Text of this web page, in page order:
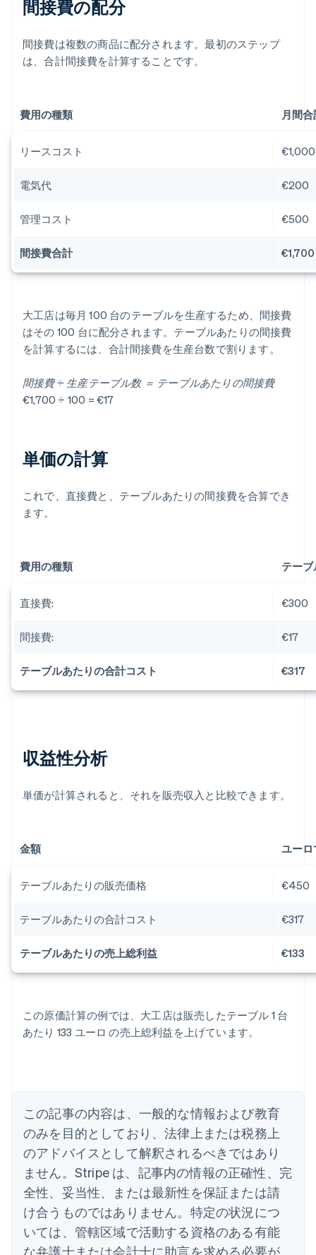
間接費の配分
間接費は複数の商品に配分されます。最初のステップ
は、合計間接費を計算することです。
費用の種類 月間
リースコスト €1,000
電気代 €200
管理コスト €500
間接費合計 €1,700
大工店は毎月 100 台のテーブルを生産するため、間接費
はその 100 台に配分されます。テーブルあたりの間接費
を計算するには、合計間接費を生産台数で割ります。
間接費 ÷ 生産テーブル数 ＝ テーブルあたりの間接費
€1,700 ÷ 100 = €17
単価の計算
これで、直接費と、テーブルあたりの間接費を合算でき
ます。
費用の種類 テー
直接費: €300
間接費: €17
テーブルあたりの合計コスト €317
収益性分析
単価が計算されると、それを販売収入と比較できます。
金額 ユー
テーブルあたりの販売価格 €450
テーブルあたりの合計コスト €317
テーブルあたりの売上総利益 €133
この原価計算の例では、大工店は販売したテーブル 1 台
あたり 133 ユーロ の売上総利益を上げています。
この記事の内容は、一般的な情報および教育
のみを目的としており、法律上または税務上
のアドバイスとして解釈されるべきではあり
ません。Stripe は、記事内の情報の正確性、完
全性、妥当性、または最新性を保証または請
け合うものではありません。特定の状況につ
いては、管轄区域で活動する資格のある有能
な弁護士または会計士に助言を求める必要が
English
アメリカ
イギリス
イタリア
Italiano English
インド
English
エストニア
English
オーストラリア
English
オーストリア
Deutsch English